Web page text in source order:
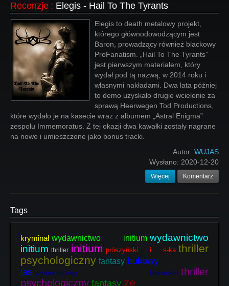
Recenzje : Elegis - Hail To The Tyrants
Elegis to death metalowy projekt,
którego głównodowodzącym jest
Baron, prowadzący również blackowy
ProFanatism. „Hail To The Tyrants”
jest pierwszym materiałem, który
wydał pod tą nazwą, w 2014 roku i
własnymi nakładami. Dwa lata później
to demo uzyskało drugie wcielenie za
sprawą Heerwegen Tod Productions,
które wydało je na kasecie wraz z albumem „Astral Enigma”
zespołu Immemoratus. Z tej okazji dwa kawałki zostały nagrane
na nowo i umieszczone jako bonus tracki.
Autor: WUJAS
Wysłano: 2020-12-20
Więcej Komentarz
Tags
kryminał wydawnictwo initium wydawnictwo
initium thriller initium prószyński i s-ka thriller
psychologiczny fantasy bukowy
las wydawnictwo literackie thriller
psychologiczny fantasy ze